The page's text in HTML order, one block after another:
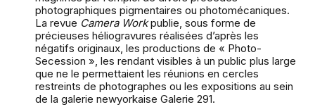
photographiques pigmentaires ou photomécaniques.
La revue Camera Workpublie, sous forme de
précieuses héliogravures réalisées d’après les
négatifs originaux, les productions de « Photo-
Secession », les rendant visibles à un public plus large
que ne le permettaient les réunions en cercles
restreints de photographes ou les expositions au sein
de la galerie newyorkaise Galerie 291.